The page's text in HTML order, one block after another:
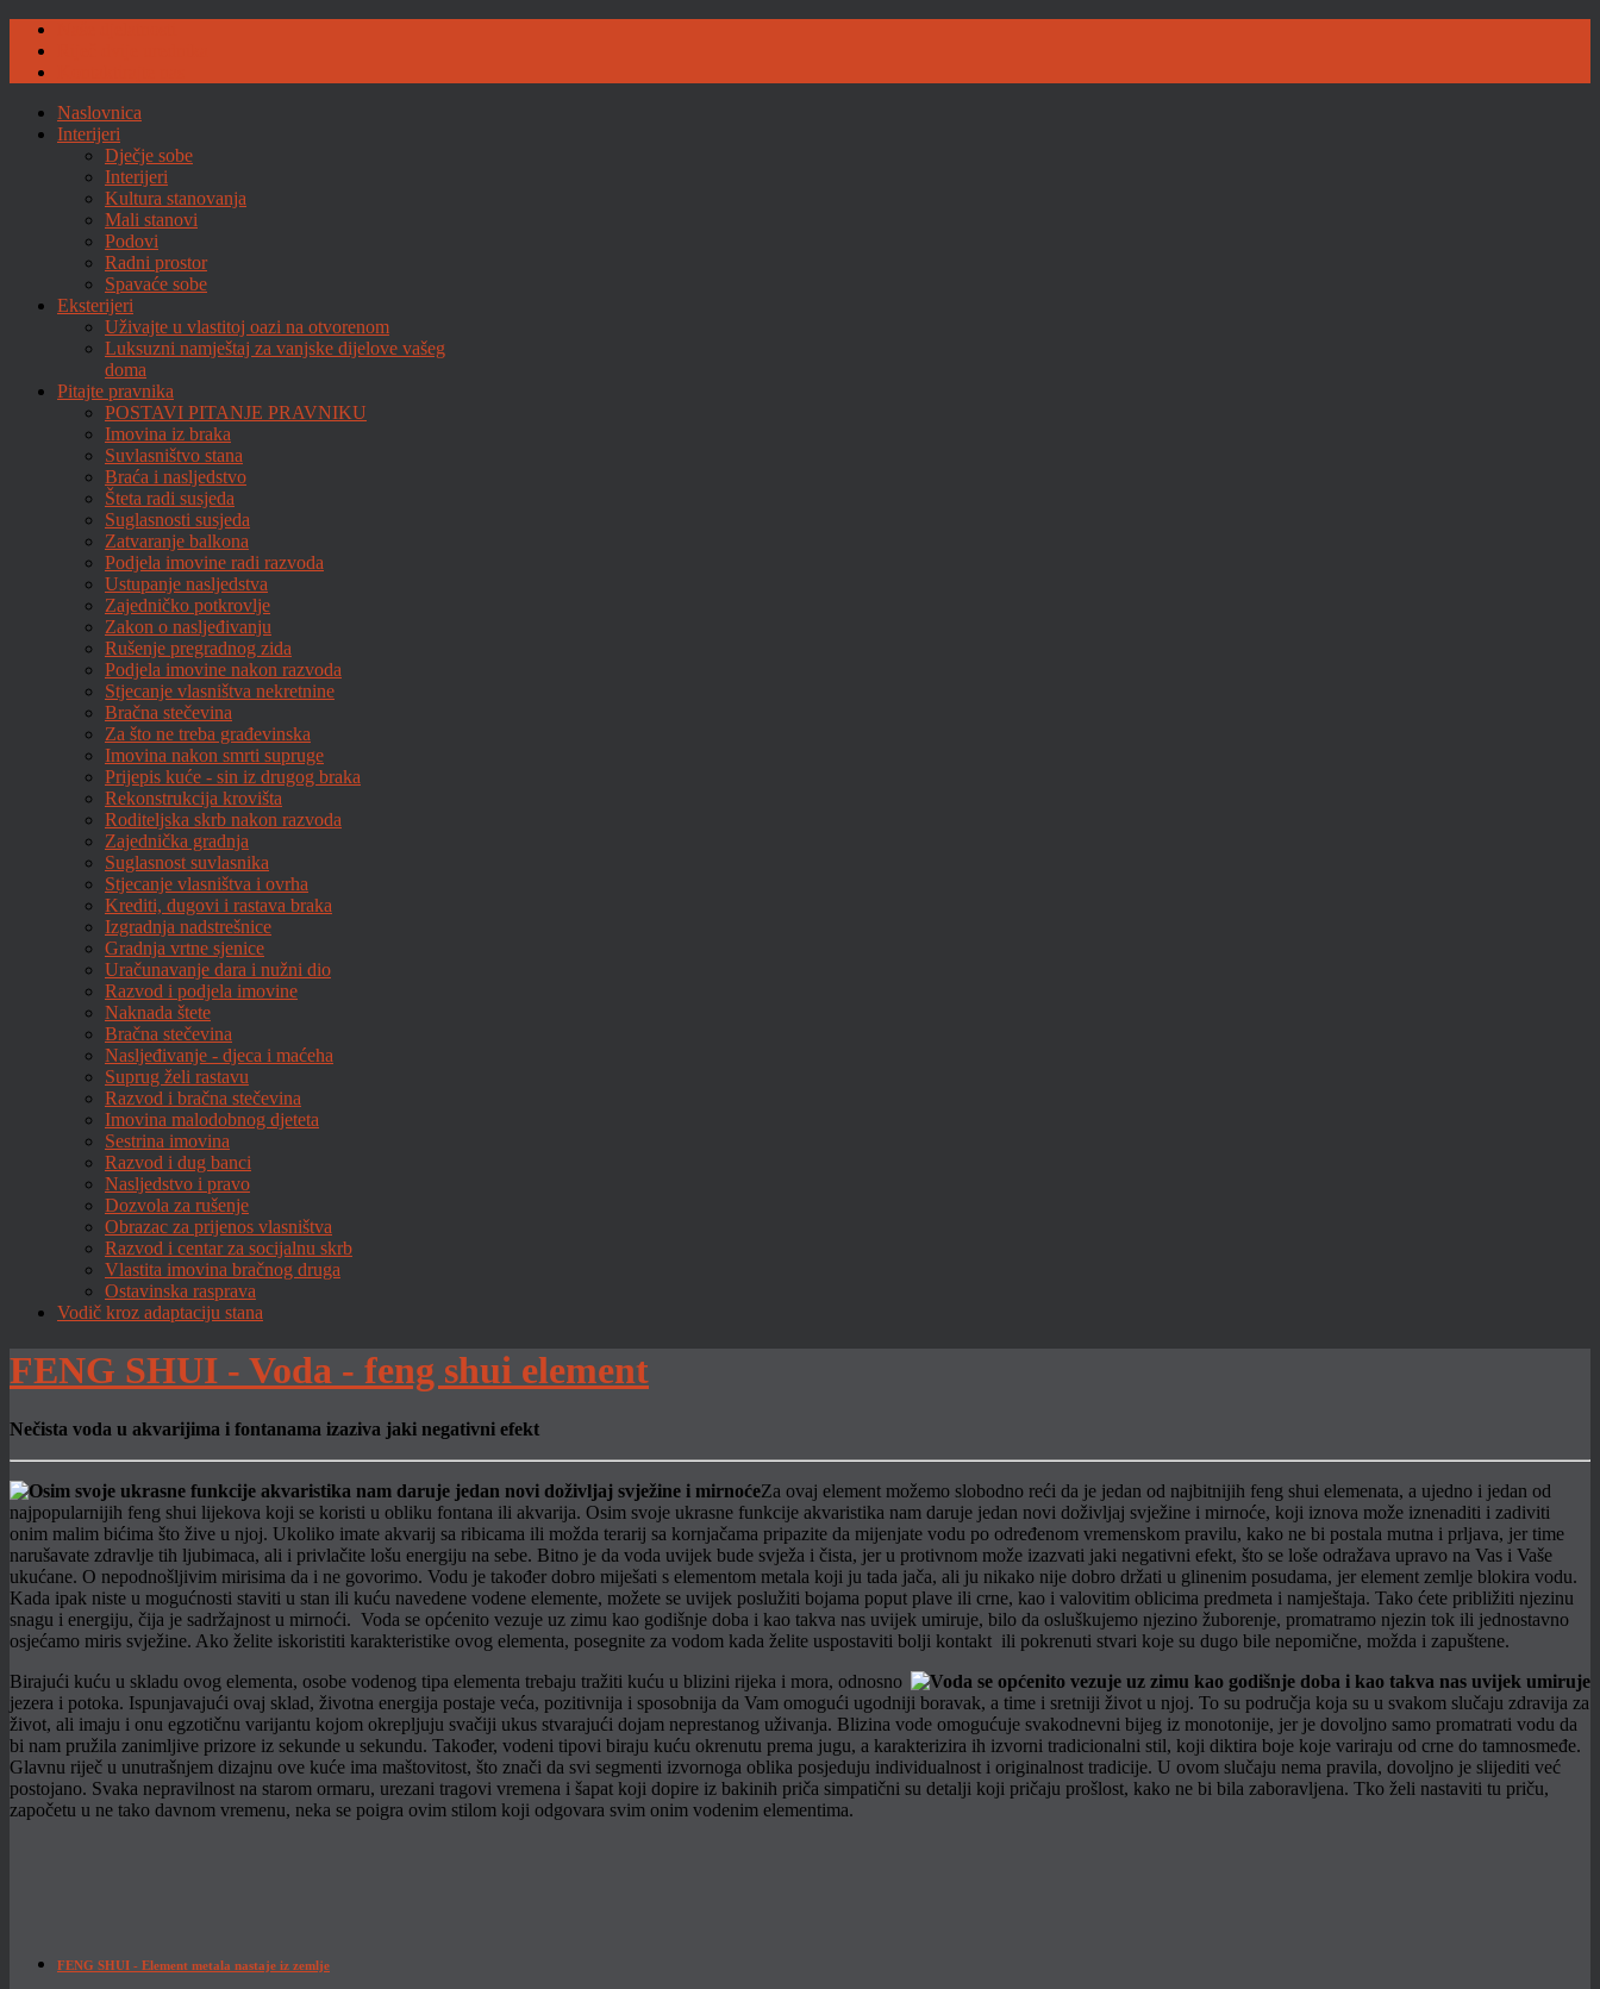
Naslovnica
Interijeri
Dječje sobe
Interijeri
Kultura stanovanja
Mali stanovi
Podovi
Radni prostor
Spavaće sobe
Eksterijeri
Uživajte u vlastitoj oazi na otvorenom
Luksuzni namještaj za vanjske dijelove vašeg
doma
Pitajte pravnika
POSTAVI PITANJE PRAVNIKU
Imovina iz braka
Suvlasništvo stana
Braća i nasljedstvo
Šteta radi susjeda
Suglasnosti susjeda
Zatvaranje balkona
Podjela imovine radi razvoda
Ustupanje nasljedstva
Zajedničko potkrovlje
Zakon o nasljeđivanju
Rušenje pregradnog zida
Podjela imovine nakon razvoda
Stjecanje vlasništva nekretnine
Bračna stečevina
Za što ne treba građevinska
Imovina nakon smrti supruge
Prijepis kuće - sin iz drugog braka
Rekonstrukcija krovišta
Roditeljska skrb nakon razvoda
Zajednička gradnja
Suglasnost suvlasnika
Stjecanje vlasništva i ovrha
Krediti, dugovi i rastava braka
Izgradnja nadstrešnice
Gradnja vrtne sjenice
Uračunavanje dara i nužni dio
Razvod i podjela imovine
Naknada štete
Bračna stečevina
Nasljeđivanje - djeca i maćeha
Suprug želi rastavu
Razvod i bračna stečevina
Imovina malodobnog djeteta
Sestrina imovina
Razvod i dug banci
Nasljedstvo i pravo
Dozvola za rušenje
Obrazac za prijenos vlasništva
Razvod i centar za socijalnu skrb
Vlastita imovina bračnog druga
Ostavinska rasprava
Vodič kroz adaptaciju stana
FENG SHUI - Voda - feng shui element
Nečista voda u akvarijima i fontanama izaziva jaki negativni efekt
Za ovaj element možemo slobodno reći da je jedan od najbitnijih feng shui elemenata, a ujedno i jedan od
najpopularnijih feng shui lijekova koji se koristi u obliku fontana ili akvarija. Osim svoje ukrasne funkcije akvaristika nam daruje jedan novi doživljaj svježine i mirnoće, koji iznova može iznenaditi i zadiviti
onim malim bićima što žive u njoj. Ukoliko imate akvarij sa ribicama ili možda terarij sa kornjačama pripazite da mijenjate vodu po određenom vremenskom pravilu, kako ne bi postala mutna i prljava, jer time
narušavate zdravlje tih ljubimaca, ali i privlačite lošu energiju na sebe. Bitno je da voda uvijek bude svježa i čista, jer u protivnom može izazvati jaki negativni efekt, što se loše odražava upravo na Vas i Vaše
ukućane. O nepodnošljivim mirisima da i ne govorimo. Vodu je također dobro miješati s elementom metala koji ju tada jača, ali ju nikako nije dobro držati u glinenim posudama, jer element zemlje blokira vodu.
Kada ipak niste u mogućnosti staviti u stan ili kuću navedene vodene elemente, možete se uvijek poslužiti bojama poput plave ili crne, kao i valovitim oblicima predmeta i namještaja. Tako ćete približiti njezinu
snagu i energiju, čija je sadržajnost u mirnoći. Voda se općenito vezuje uz zimu kao godišnje doba i kao takva nas uvijek umiruje, bilo da osluškujemo njezino žuborenje, promatramo njezin tok ili jednostavno
osjećamo miris svježine. Ako želite iskoristiti karakteristike ovog elementa, posegnite za vodom kada želite uspostaviti bolji kontakt ili pokrenuti stvari koje su dugo bile nepomične, možda i zapuštene.
Birajući kuću u skladu ovog elementa, osobe vodenog tipa elementa trebaju tražiti kuću u blizini rijeka i mora, odnosno
jezera i potoka. Ispunjavajući ovaj sklad, životna energija postaje veća, pozitivnija i sposobnija da Vam omogući ugodniji boravak, a time i sretniji život u njoj. To su područja koja su u svakom slučaju zdravija za
život, ali imaju i onu egzotičnu varijantu kojom okrepljuju svačiji ukus stvarajući dojam neprestanog uživanja. Blizina vode omogućuje svakodnevni bijeg iz monotonije, jer je dovoljno samo promatrati vodu da
bi nam pružila zanimljive prizore iz sekunde u sekundu. Također, vodeni tipovi biraju kuću okrenutu prema jugu, a karakterizira ih izvorni tradicionalni stil, koji diktira boje koje variraju od crne do tamnosmeđe.
Glavnu riječ u unutrašnjem dizajnu ove kuće ima maštovitost, što znači da svi segmenti izvornoga oblika posjeduju individualnost i originalnost tradicije. U ovom slučaju nema pravila, dovoljno je slijediti već
postojano. Svaka nepravilnost na starom ormaru, urezani tragovi vremena i šapat koji dopire iz bakinih priča simpatični su detalji koji pričaju prošlost, kako ne bi bila zaboravljena. Tko želi nastaviti tu priču,
započetu u ne tako davnom vremenu, neka se poigra ovim stilom koji odgovara svim onim vodenim elementima.
FENG SHUI - Element metala nastaje iz zemlje